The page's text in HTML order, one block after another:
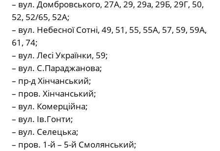
– вул. Домбровського, 27А, 29, 29а, 29Б, 29Г, 50,
52, 52/65, 52А;
– вул. Небесної Сотні, 49, 51, 55, 55А, 57, 59, 59А,
61, 74;
– вул. Лесі Українки, 59;
– вул. С.Параджанова;
– пр-д Хінчанський;
– пров. Хінчанський;
– вул. Комерційна;
– вул. Ів.Гонти;
– вул. Селецька;
– пров. 1-й – 5-й Смолянський;